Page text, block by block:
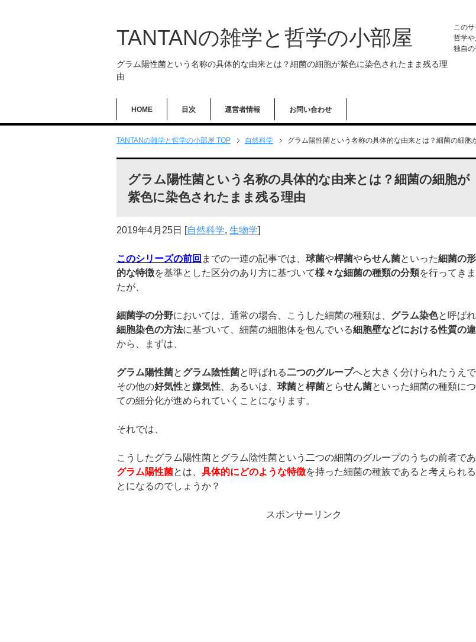
TANTANの雑学と哲学の小部屋
グラム陽性菌という名称の具体的な由来とは？細菌の細胞が紫色に染色されたまま残る理
由
この
哲学
独自
HOME 目次 運営者情報 お問い合わせ
TANTANの雑学と哲学の小部屋 TOP 自然科学 グラム陽性菌という名称の具体的な由来とは？細菌の細胞
グラム陽性菌という名称の具体的な由来とは？細菌の細胞が
紫色に染色されたまま残る理由
2019年4月25日 [自然科学, 生物学]
このシリーズの前回 までの一連の記事では、 球菌や桿菌やらせん菌といった細菌の
的な特徴を基準とした区分のあり方に基づいて様々な細菌の種類の分類を行ってき
たが、
細菌学の分野においては、通常の場合、こうした細菌の種類は、 グラム染色と呼ば
細胞染色の方法に基づいて、細菌の細胞体を包んでいる細胞壁などにおける性質の
から、まずは、
グラム陽性菌と グラム陰性菌と呼ばれる二つのグループへと大きく分けられたうえで
その他の好気性と嫌気性 、あるいは、 球菌と桿菌とらせん菌といった細菌の種類に
ての細分化が進められていくことになります。
それでは、
こうしたグラム陽性菌とグラム陰性菌という二つの細菌のグループのうちの前者で
グラム陽性菌とは、 具体的にどのような特徴を持った細菌の種族であると考えられる
とになるのでしょうか？
スポンサーリンク